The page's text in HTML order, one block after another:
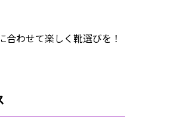
わせて楽しく靴選びを！